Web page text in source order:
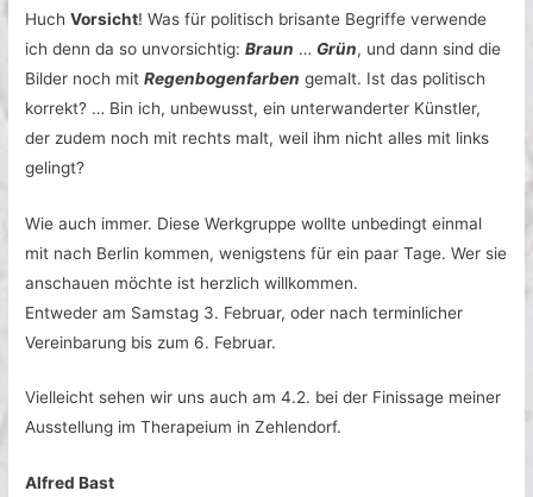
HuchVorsicht! Was für politisch brisante Begriffe verwende
ich denn da so unvorsichtig:Braun …Grün, und dann sind die
Bilder noch mitRegenbogenfarben gemalt. Ist das politisch
korrekt? … Bin ich, unbewusst, ein unterwanderter Künstler,
der zudem noch mit rechts malt, weil ihm nicht alles mit links
gelingt?
Wie auch immer. Diese Werkgruppe wollte unbedingt einmal
mit nach Berlin kommen, wenigstens für ein paar Tage. Wer sie
anschauen möchte ist herzlich willkommen.
Entweder am Samstag 3. Februar, oder nach terminlicher
Vereinbarung bis zum 6. Februar.
Vielleicht sehen wir uns auch am 4.2. bei der Finissage meiner
Ausstellung im Therapeium in Zehlendorf.
Alfred Bast